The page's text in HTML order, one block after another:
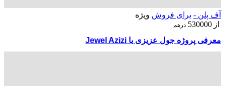
آف پلن - برای فروش ویژه
از 530000 درهم
معرفی پروژه جول عزیزی یا Jewel Azizi